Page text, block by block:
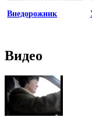
Внедорожник
Видео